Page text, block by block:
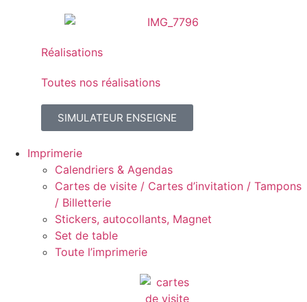
Réalisations
Toutes nos réalisations
SIMULATEUR ENSEIGNE
Imprimerie
Calendriers & Agendas
Cartes de visite / Cartes d’invitation / Tampons
/ Billetterie
Stickers, autocollants, Magnet
Set de table
Toute l’imprimerie